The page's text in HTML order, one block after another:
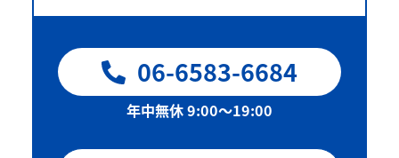
06-6583-6684
年中無休 9:00〜19:00